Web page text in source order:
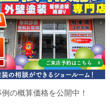
の概算価格を公開中！